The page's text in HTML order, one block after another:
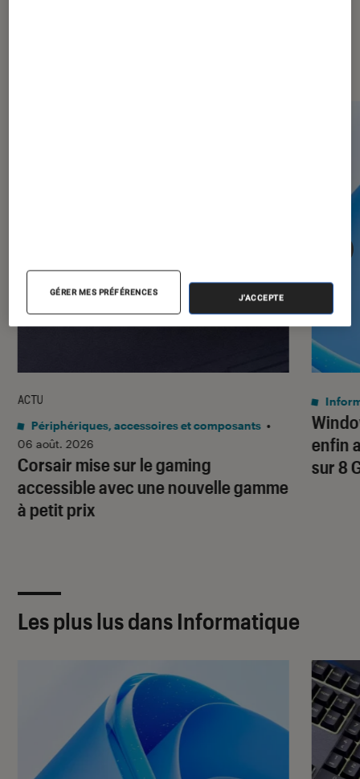
Corsair mise sur le gaming
accessible avec une nouvelle gamme
à petit prix
ACTU
Périphériques, accessoires et composants •
06 août. 2026
enfin
sur 8
Les plus lus dans Informatique
GÉRER MES PRÉFÉRENCES
J'ACCEPTE